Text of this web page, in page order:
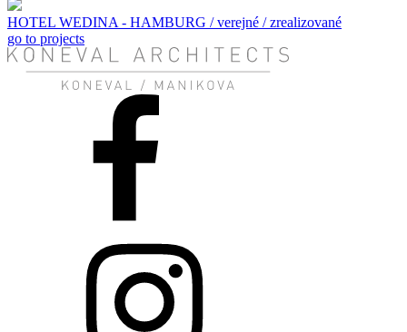
HOTEL WEDINA - HAMBURG / verejné / zrealizované
go to projects